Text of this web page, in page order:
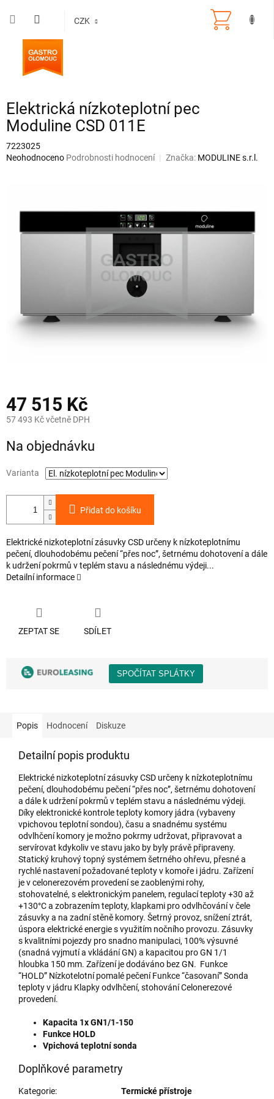
CZK
Elektrická nízkoteplotní pec
Moduline CSD 011E
7223025
Průměrné
Neohodnoceno Podrobnosti hodnocení Značka: MODULINE s.r.l.
47 515 Kč
57 493 Kč včetně DPH
cena:
Na objednávku
Varianta
Přidat do košíku
Elektrické nizkoteplotní zásuvky CSD určeny k nízkoteplotnímu
pečení, dlouhodobému pečení “přes noc”, šetrnému dohotovení a dále
k udržení pokrmů v teplém stavu a následnému výdeji...
Detailní informace
ZEPTAT SE SDÍLET
Popis Hodnocení Diskuze
Detailní popis produktu
Elektrické nizkoteplotní zásuvky CSD určeny k nízkoteplotnímu
pečení, dlouhodobému pečení “přes noc”, šetrnému dohotovení
a dále k udržení pokrmů v teplém stavu a následnému výdeji.
Díky elektronické kontrole teploty komory jádra (vybaveny
vpichovou teplotní sondou), času a snadnému systému
odvlhčení komory je možno pokrmy udržovat, připravovat a
servírovat kdykoliv ve stavu jako by byly právě připraveny.
Statický kruhový topný systémem šetrného ohřevu, přesné a
rychlé nastavení požadované teploty v komoře i jádru. Zařízení
je v celonerezovém provedení se zaoblenými rohy,
stohovatelné, s elektronickým panelem, regulací teploty +30 až
+130°C a zobrazením teploty, klapkami pro odvlhčování v čele
zásuvky a na zadní stěně komory. Šetrný provoz, snížení ztrát,
úspora elektrické energie s využitím nočního provozu. Zásuvky
s kvalitními pojezdy pro snadno manipulaci, 100% výsuvné
(snadná vyjmutí a vkládání GN) a kapacitou pro GN 1/1
hloubka 150 mm. Zařízení je dodáváno bez GN. Funkce
“HOLD” Nízkotelotní pomalé pečení Funkce “časovaní” Sonda
teploty v jádru Klapky odvlhčení, stohování Celonerezové
provedení.
Kapacita 1xGN1/1-150
Funkce HOLD
Vpichová teplotní sonda
Doplňkové parametry
Kategorie: Termické přístroje